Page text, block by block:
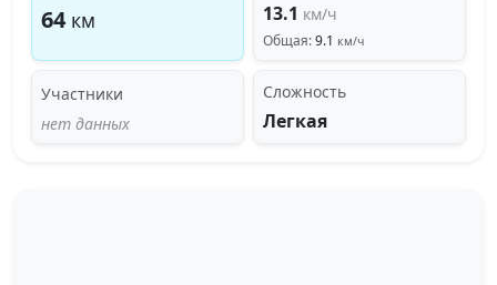
64 км 13.1 км/ч
Общая:9.1 км/ч
Участники
нет данных
Сложность
Легкая